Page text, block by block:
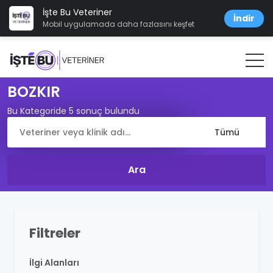
İşte Bu Veteriner
Mobil uygulamada daha fazlasını keşfet İndir
BOZKIR
Bu Kategoride 5 sonuç bulundu
Filtreler
İlgi Alanları